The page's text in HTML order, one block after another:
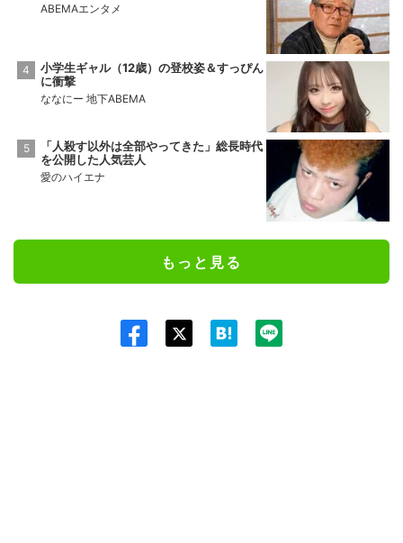
ABEMAエンタメ
小学生ギャル（12歳）の登校姿＆すっぴん
に衝撃
ななにー 地下ABEMA
「人殺す以外は全部やってきた」総長時代
を公開した人気芸人
愛のハイエナ
もっと見る